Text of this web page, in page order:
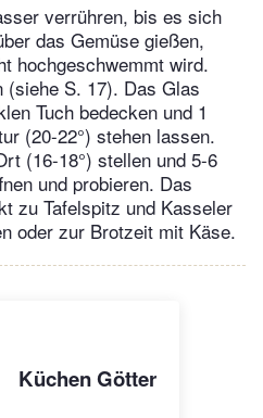
verrühren, bis es sich
das Gemüse gießen,
hochgeschwemmt wird.
(siehe S. 17). Das Glas
Tuch bedecken und 1
(20-22°) stehen lassen.
(16-18°) stellen und 5-6
und probieren. Das
zu Tafelspitz und Kasseler
oder zur Brotzeit mit Käse.
Küchen Götter